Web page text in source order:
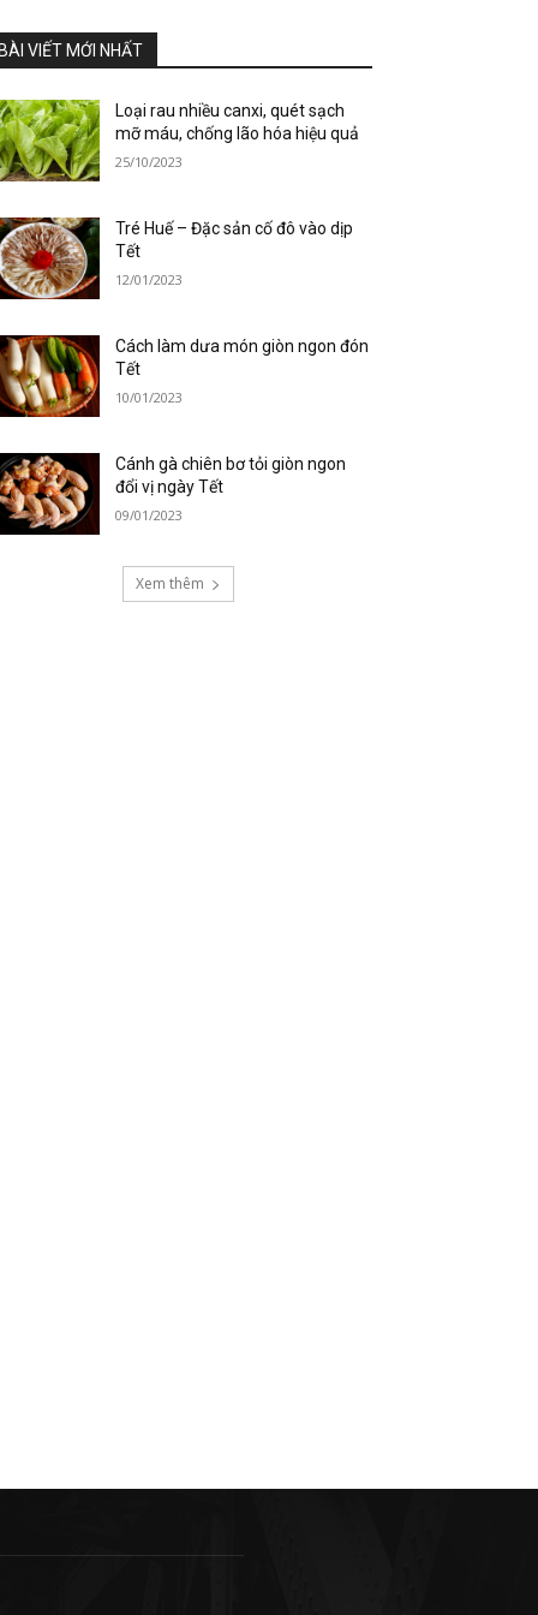
BÀI VIẾT MỚI NHẤT
Loại rau nhiều canxi, quét sạch
mỡ máu, chống lão hóa hiệu quả
25/10/2023
Tré Huế – Đặc sản cố đô vào dịp
Tết
12/01/2023
Cách làm dưa món giòn ngon đón
Tết
10/01/2023
Cánh gà chiên bơ tỏi giòn ngon
đổi vị ngày Tết
09/01/2023
Xem thêm